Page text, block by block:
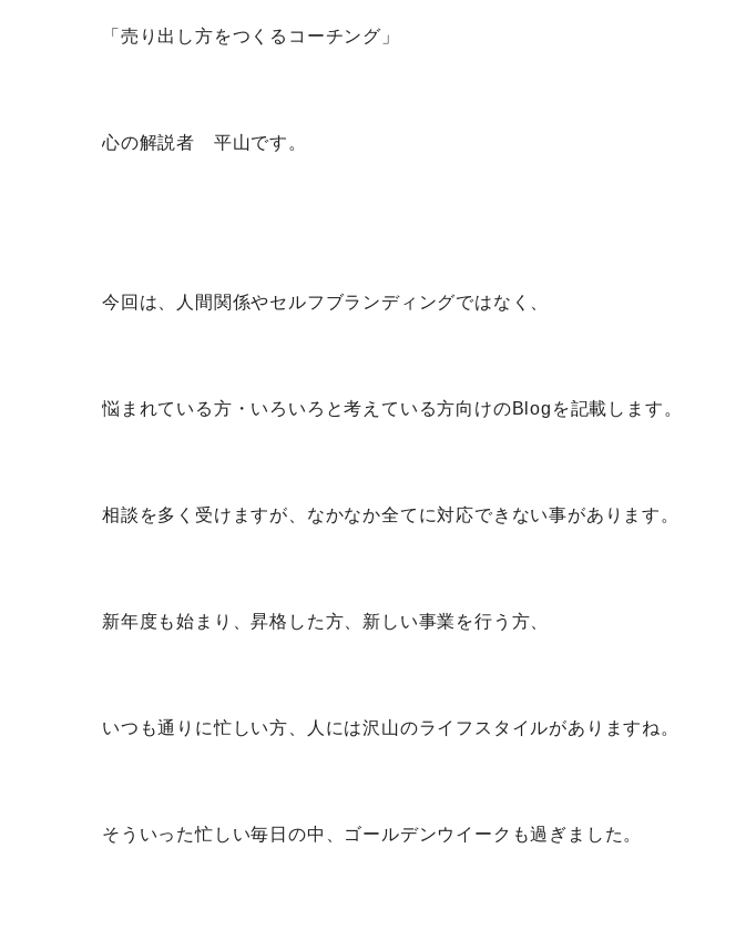
「売り出し方をつくるコーチング」
心の解説者 平山です。
今回は、人間関係やセルフブランディングではなく、
悩まれている方・いろいろと考えている方向けのBlogを記載します。
相談を多く受けますが、なかなか全てに対応できない事があります。
新年度も始まり、昇格した方、新しい事業を行う方、
いつも通りに忙しい方、人には沢山のライフスタイルがありますね。
そういった忙しい毎日の中、ゴールデンウイークも過ぎました。